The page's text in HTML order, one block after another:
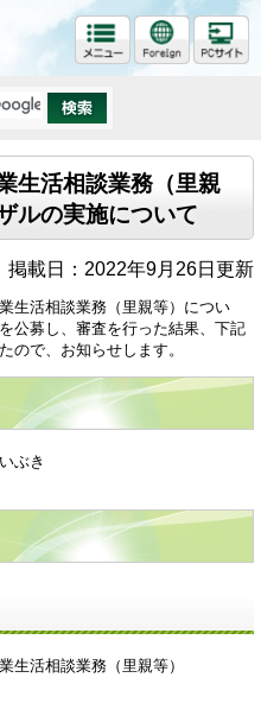
生活相談業務（里親
ルの実施について
掲載日：2022年9月26日更新
生活相談業務（里親等）につい
公募し、審査を行った結果、下記
ので、お知らせします。
いぶき
活相談業務（里親等）